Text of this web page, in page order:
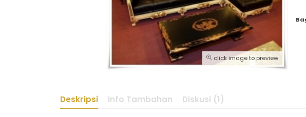
click image to preview
Deskripsi Info Tambahan Diskusi (1)